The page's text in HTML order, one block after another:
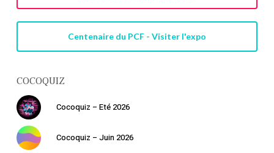
Centenaire du PCF - Visiter l'expo
COCOQUIZ
Cocoquiz – Eté 2026
Cocoquiz – Juin 2026